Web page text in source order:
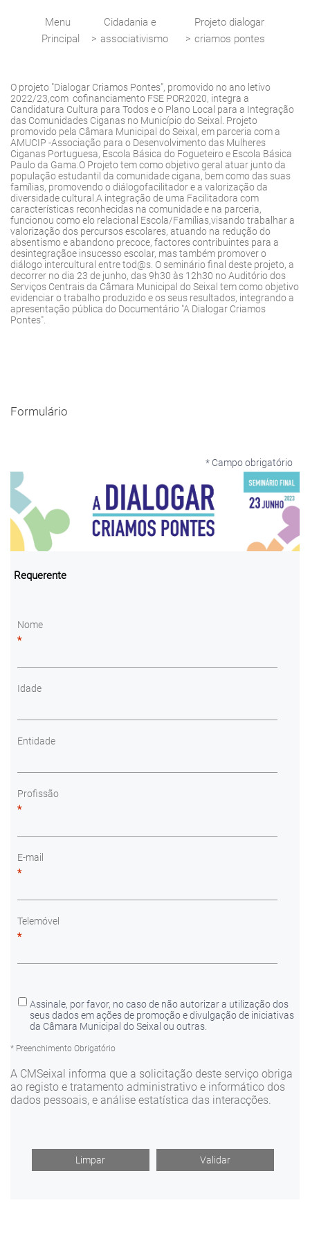
Menu
Principal
>
Cidadania e
associativismo
>
Projeto dialogar
criamos pontes
O projeto "Dialogar Criamos Pontes", promovido no ano letivo
2022/23,com cofinanciamento FSE POR2020, integra a
Candidatura Cultura para Todos e o Plano Local para a Integração
das Comunidades Ciganas no Município do Seixal. Projeto
promovido pela Câmara Municipal do Seixal, em parceria com a
AMUCIP -Associação para o Desenvolvimento das Mulheres
Ciganas Portuguesa, Escola Básica do Fogueteiro e Escola Básica
Paulo da Gama.O Projeto tem como objetivo geral atuar junto da
população estudantil da comunidade cigana, bem como das suas
famílias, promovendo o diálogofacilitador e a valorização da
diversidade cultural.A integração de uma Facilitadora com
características reconhecidas na comunidade e na parceria,
funcionou como elo relacional Escola/Famílias,visando trabalhar a
valorização dos percursos escolares, atuando na redução do
absentismo e abandono precoce, factores contribuintes para a
desintegraçãoe insucesso escolar, mas também promover o
diálogo intercultural entre tod@s. O seminário final deste projeto, a
decorrer no dia 23 de junho, das 9h30 às 12h30 no Auditório dos
Serviços Centrais da Câmara Municipal do Seixal tem como objetivo
evidenciar o trabalho produzido e os seus resultados, integrando a
apresentação pública do Documentário "A Dialogar Criamos
Pontes".
Formulário
* Campo obrigatório
Requerente
Nome
*
Idade
Entidade
Profissão
*
E-mail
*
Telemóvel
*
Assinale, por favor, no caso de não autorizar a utilização dos
seus dados em ações de promoção e divulgação de iniciativas
da Câmara Municipal do Seixal ou outras.
* Preenchimento Obrigatório
A CMSeixal informa que a solicitação deste serviço obriga
ao registo e tratamento administrativo e informático dos
dados pessoais, e análise estatística das interacções.